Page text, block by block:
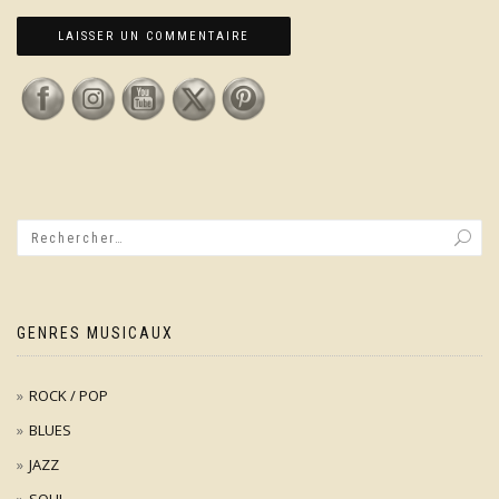
GENRES MUSICAUX
ROCK / POP
BLUES
JAZZ